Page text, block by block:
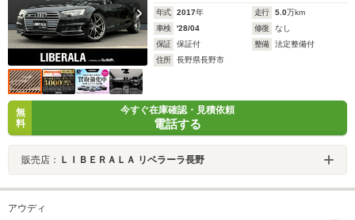
年式 2017年 走行 5.0万km
車検
'28/04 修復
なし
保証
保証付 整備
法定整備付
住所
長野県長野市
無
料
今すぐ在庫確認・見積依頼
電話する
販売店： ＬＩＢＥＲＡＬＡ リベラーラ長野
アウディ